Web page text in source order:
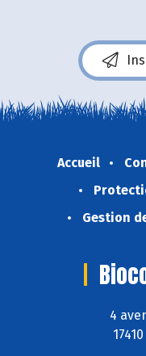
Accueil
Gestion
4